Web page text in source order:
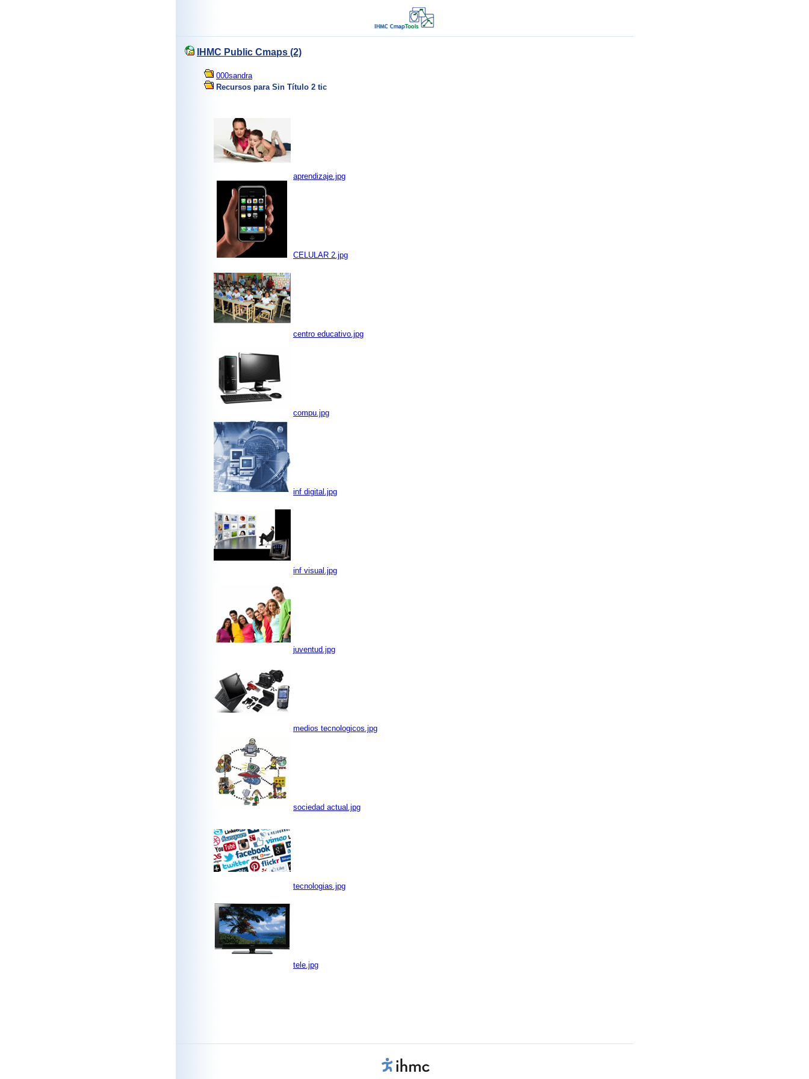
IHMC Public Cmaps (2)
000sandra
Recursos para Sin Título 2 tic
aprendizaje.jpg
CELULAR 2.jpg
centro educativo.jpg
compu.jpg
inf digital.jpg
inf visual.jpg
juventud.jpg
medios tecnologicos.jpg
sociedad actual.jpg
tecnologias.jpg
tele.jpg